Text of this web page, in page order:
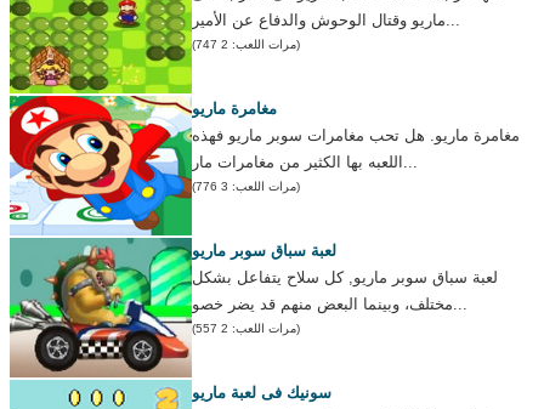
ماريو وقتال الوحوش والدفاع عن الأمير...
(مرات اللعب: 2 747)
مغامرة ماريو
مغامرة ماريو. هل تحب مغامرات سوبر ماريو فهذه
اللعبه بها الكثير من مغامرات مار...
(مرات اللعب: 3 776)
لعبة سباق سوبر ماريو
لعبة سباق سوبر ماريو, كل سلاح يتفاعل بشكل
مختلف، وبينما البعض منهم قد يضر خصو...
(مرات اللعب: 2 557)
سونيك فى لعبة ماريو